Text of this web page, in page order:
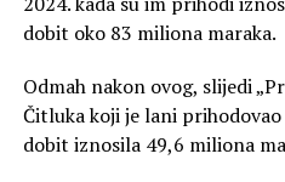
dobit oko 83 miliona maraka.
Odmah nakon ovog, slijedi
Čitluka koji je lani
dobit iznosila 49,6 miliona